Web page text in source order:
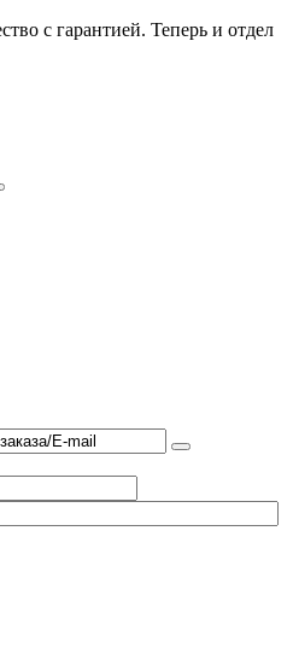
с гарантией. Теперь и отдел